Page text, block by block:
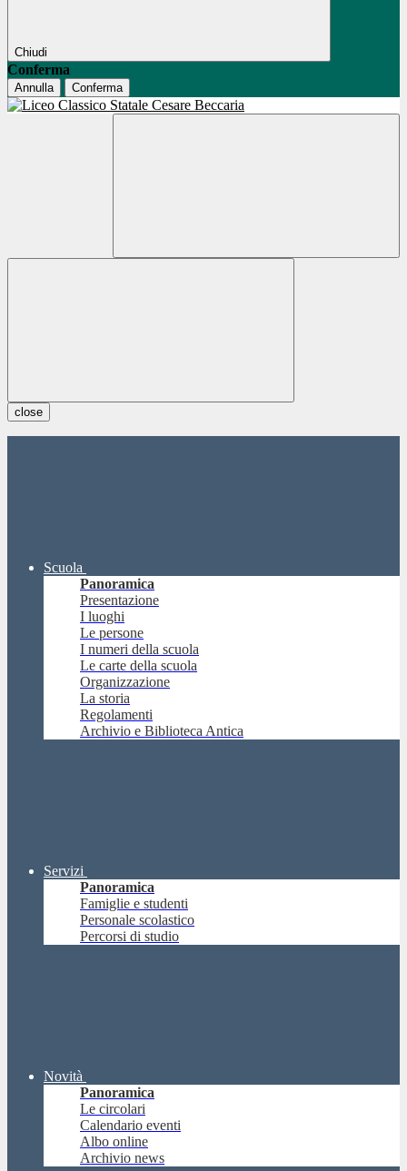
Chiudi
Conferma
Annulla Conferma
close
Scuola
Panoramica
Presentazione
I luoghi
Le persone
I numeri della scuola
Le carte della scuola
Organizzazione
La storia
Regolamenti
Archivio e Biblioteca Antica
Servizi
Panoramica
Famiglie e studenti
Personale scolastico
Percorsi di studio
Novità
Panoramica
Le circolari
Calendario eventi
Albo online
Archivio news